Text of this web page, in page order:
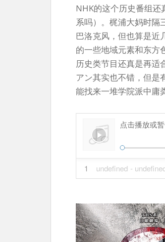
NHK的这个历史番组
系吗）。梶浦大妈时隔
巴洛克风，但也算是近
的一些地域元素和东方
历史类节目还真是再适
アン其实也不错，但是
能找来一堆学院派中庸
点击播放或
1 undefined -